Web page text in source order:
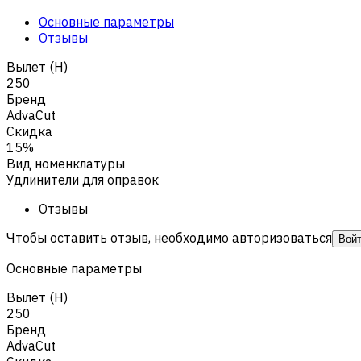
Основные параметры
Отзывы
Вылет (H)
250
Бренд
AdvaCut
Скидка
15%
Вид номенклатуры
Удлинители для оправок
Отзывы
Чтобы оставить отзыв, необходимо авторизоваться
Основные параметры
Вылет (H)
250
Бренд
AdvaCut